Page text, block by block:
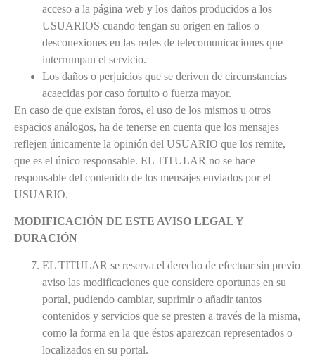
acceso a la página web y los daños producidos a los
USUARIOS cuando tengan su origen en fallos o
desconexiones en las redes de telecomunicaciones que
interrumpan el servicio.
Los daños o perjuicios que se deriven de circunstancias
acaecidas por caso fortuito o fuerza mayor.
En caso de que existan foros, el uso de los mismos u otros
espacios análogos, ha de tenerse en cuenta que los mensajes
reflejen únicamente la opinión del USUARIO que los remite,
que es el único responsable. EL TITULAR no se hace
responsable del contenido de los mensajes enviados por el
USUARIO.
MODIFICACIÓN DE ESTE AVISO LEGAL Y
DURACIÓN
EL TITULAR se reserva el derecho de efectuar sin previo
aviso las modificaciones que considere oportunas en su
portal, pudiendo cambiar, suprimir o añadir tantos
contenidos y servicios que se presten a través de la misma,
como la forma en la que éstos aparezcan representados o
localizados en su portal.